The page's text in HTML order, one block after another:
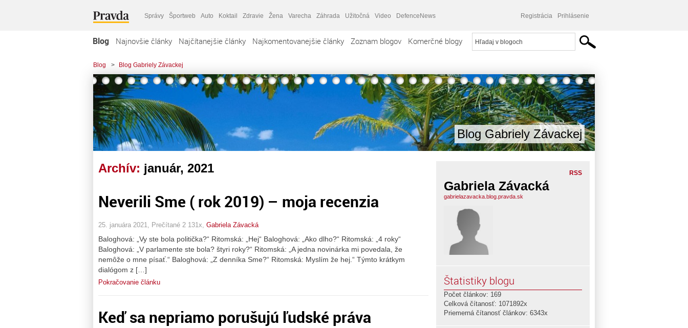
Správy Športweb Auto Koktail Zdravie Žena Varecha Záhrada Užitočná Video DefenceNews Registrácia Prihlásenie
Blog Najnovšie články Najčítanejšie články Najkomentovanejšie články Zoznam blogov Komerčné blogy
Blog > Blog Gabriely Závackej
Blog Gabriely Závackej
Archív: január, 2021
Neverili Sme ( rok 2019) – moja recenzia
25. januára 2021, Prečítané 2 131x, Gabriela Závacká
Baloghová: „Vy ste bola politička?“ Ritomská: „Hej“ Baloghová: „Ako dlho?“ Ritomská: „4 roky“
Baloghová: „V parlamente ste bola? štyri roky?“ Ritomská: „A jedna novinárka mi povedala, že
nemôže o mne písať.“ Baloghová: „Z denníka Sme?“ Ritomská: Myslím že hej.“ Týmto krátkym
dialógom z […]
Pokračovanie článku
Keď sa nepriamo porušujú ľudské práva
RSS
Gabriela Závacká
gabrielazavacka.blog.pravda.sk
Štatistiky blogu
Počet článkov: 169
Celková čítanosť: 1071892x
Priemerná čítanosť článkov: 6343x